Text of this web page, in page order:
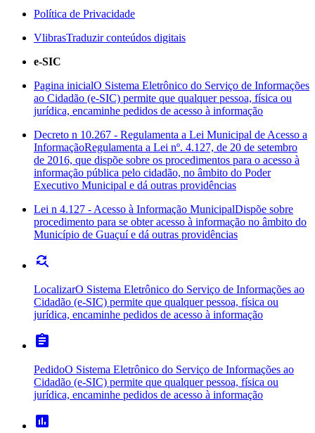
Política de Privacidade
VlibrasTraduzir conteúdos digitais
e-SIC
Pagina inicialO Sistema Eletrônico do Serviço de Informações
ao Cidadão (e-SIC) permite que qualquer pessoa, física ou
jurídica, encaminhe pedidos de acesso à informação
Decreto n 10.267 - Regulamenta a Lei Municipal de Acesso a
InformaçãoRegulamenta a Lei nº. 4.127, de 20 de setembro
de 2016, que dispõe sobre os procedimentos para o acesso à
informação pública pelo cidadão, no âmbito do Poder
Executivo Municipal e dá outras providências
Lei n 4.127 - Acesso à Informação MunicipalDispõe sobre
procedimento para se obter acesso à informação no âmbito do
Município de Guaçuí e dá outras providências
find_replace
LocalizarO Sistema Eletrônico do Serviço de Informações ao
Cidadão (e-SIC) permite que qualquer pessoa, física ou
jurídica, encaminhe pedidos de acesso à informação
assignment
PedidoO Sistema Eletrônico do Serviço de Informações ao
Cidadão (e-SIC) permite que qualquer pessoa, física ou
jurídica, encaminhe pedidos de acesso à informação
poll